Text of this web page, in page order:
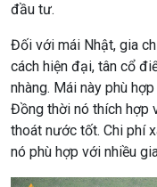
đầu tư.
Đối với mái Nhật, gia
cách hiện đại, tân cổ
nhàng. Mái này phù
Đồng thời nó thích hợp
thoát nước tốt. Chi phí
nó phù hợp với nhiều